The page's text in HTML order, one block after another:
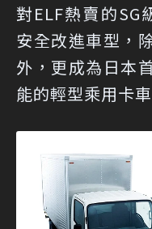
對ELF熱賣的SG
安全改進車型，
外，更成為日本
能的輕型乘用卡車